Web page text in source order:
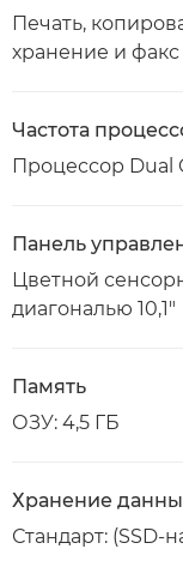
Печать,
хранение и
Частота
Процессор Dual
Панель
Цветной
диагональю 10,1"
Память
ОЗУ: 4,5 ГБ
Хранение
Стандарт: (SSD-